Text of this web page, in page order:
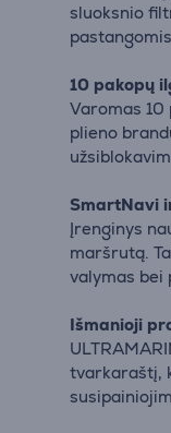
sluoksnio
10 pakopų
Varomas
plieno
SmartNavi
Įrenginys
maršrutą.
valymas bei
Išmanioji
tvarkaraštį,